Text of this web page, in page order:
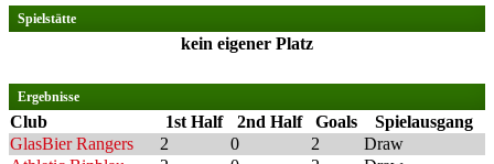
Spielstätte
kein eigener Platz
Ergebnisse
Club 1st Half 2nd Half Goals
Spielausgang
GlasBier Rangers
2 0 2
Draw